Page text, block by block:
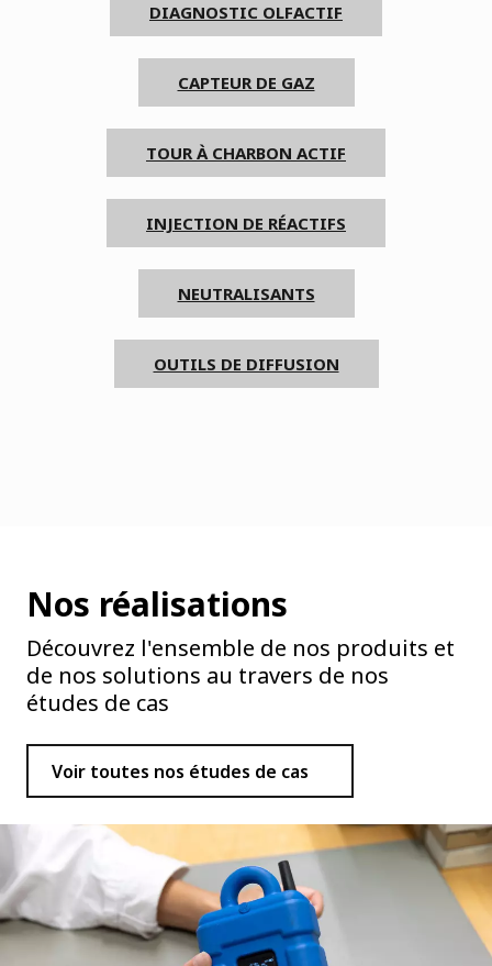
DIAGNOSTIC OLFACTIF
CAPTEUR DE GAZ
TOUR À CHARBON ACTIF
INJECTION DE RÉACTIFS
NEUTRALISANTS
OUTILS DE DIFFUSION
Nos réalisations
Découvrez l'ensemble de nos produits et
de nos solutions au travers de nos
études de cas
Voir toutes nos études de cas